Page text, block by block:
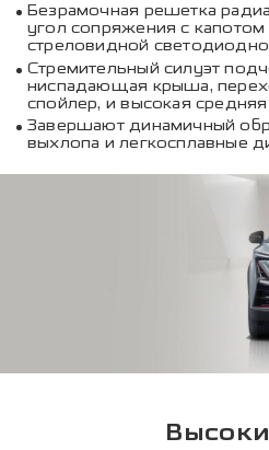
Безрамочная решетка
угол сопряжения с
стреловидной
Стремительный силуэт
ниспадающая крыша,
спойлер, и высокая
Завершают динамичный
выхлопа и легкосплавные